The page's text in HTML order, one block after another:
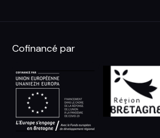
Cofinancé par